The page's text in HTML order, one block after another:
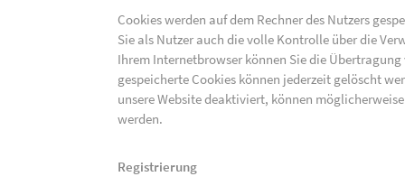
Cookies werden auf dem Rechner des Nutzers
Sie als Nutzer auch die volle Kontrolle über die
Ihrem Internetbrowser können Sie die
gespeicherte Cookies können jederzeit gelöscht
unsere Website deaktiviert, können
werden.
Registrierung